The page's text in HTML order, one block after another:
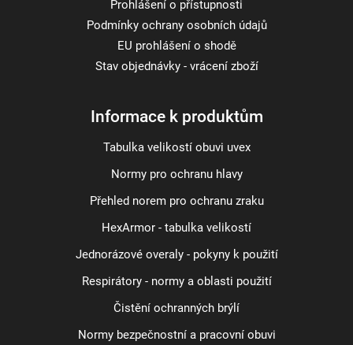
Prohlášení o přístupnosti
Podmínky ochrany osobních údajů
EU prohlášení o shodě
Stav objednávky - vrácení zboží
Informace k produktům
Tabulka velikostí obuvi uvex
Normy pro ochranu hlavy
Přehled norem pro ochranu zraku
HexArmor - tabulka velikostí
Jednorázové overaly - pokyny k použití
Respirátory - normy a oblasti použití
Čistění ochranných brýlí
Normy bezpečnostní a pracovní obuvi